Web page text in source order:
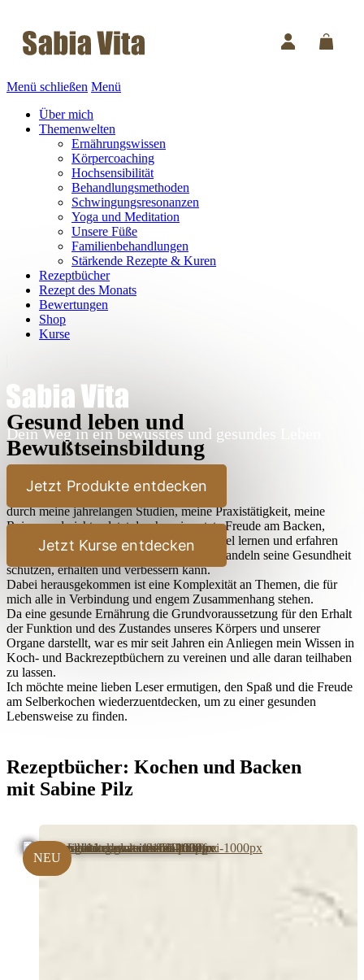
Menü schließen Menü
Über mich
Themenwelten
Ernährungswissen
Körpercoaching
Hochsensibilität
Behandlungsmethoden
Schwingungsresonanzen
Yoga und Meditation
Unsere Füße
Familienbehandlungen
Stärkende Rezepte & Kuren
Rezeptbücher
Rezept des Monats
Bewertungen
Shop
Kurse
Dein Weg in ein bewusstes und gesundes Leben
Jetzt Produkte entdecken
Jetzt Kurse entdecken
Gesund leben und
Bewußtseinsbildung
Lieber Leser,
durch meine jahrelangen Studien, meine Praxistätigkeit, meine
Reisen und nicht zuletzt durch meine stete Freude am Backen,
Kochen und Ausprobieren habe ich sehr viel lernen und erfahren
dürfen, wie der Mensch durch bewußtes Handeln seine Gesundheit
schützen, erhalten und verbessern kann.
Dabei herausgekommen ist eine Komplexität an Themen, die für
mich alle in Verbindung und engem Zusammenhang stehen.
Da eine gesunde Ernährung die Grundvoraussetzung für den Erhalt
der Funktion und des Zustandes unseres Körpers und unserer
Organe darstellt, war es mir seit Jahren ein Anliegen mein Wissen in
Koch- und Backrezeptbüchern zu vereinen und alle daran teilhaben
zu lassen.
Ich möchte meine lieben Leser ermutigen, den Spaß und die Freude
am Selberkochen wiederzuentdecken, um zu einer gesunden
Lebensweise zu finden.
Rezeptbücher: Kochen und Backen
mit Sabine Pilz
NEU